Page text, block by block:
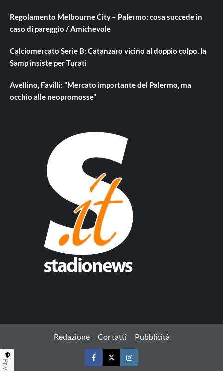
Regolamento Melbourne City – Palermo: cosa succede in
caso di pareggio / Amichevole
Calciomercato Serie B: Catanzaro vicino al doppio colpo, la
Samp insiste per Turati
Avellino, Favilli: “Mercato importante del Palermo, ma
occhio alle neopromosse”
Redazione Contatti Pubblicità
FacebookTwitterInstagram